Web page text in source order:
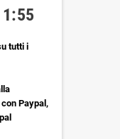
tutti i
Paypal,